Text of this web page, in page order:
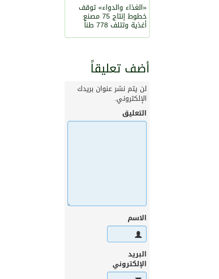
«الغذاء والدواء» توقف
خطوط إنتاج 75 مصنع
أغذية وتتلف 778 طناً
أضف تعليقاً
لن يتم نشر عنوان بريدك
الإلكتروني.
التعليق
الاسم
البريد
الإلكتروني